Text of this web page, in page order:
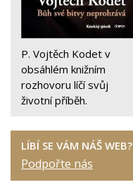
P. Vojtěch Kodet v
obsáhlém knižním
rozhovoru líčí svůj
životní příběh.
LÍBÍ SE VÁM NÁŠ WEB?
Podpořte nás